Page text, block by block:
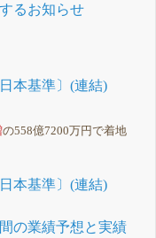
るお知らせ
本基準〕(連結)
の558億7200万円で着地
本基準〕(連結)
の業績予想と実績